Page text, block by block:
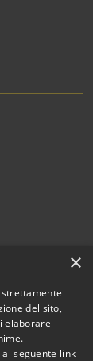
• Comune di
×
del sito,
elaborare
seguente link